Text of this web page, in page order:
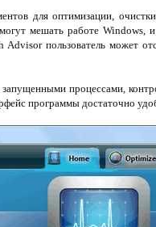
для оптимизации,
мешать работе Windows,
пользователь может
процессами,
программы достаточно